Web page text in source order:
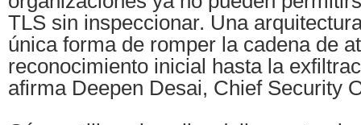
TLS sin inspeccionar. Una
única forma de romper la cadena de
reconocimiento inicial hasta la
afirma Deepen Desai, Chief Security